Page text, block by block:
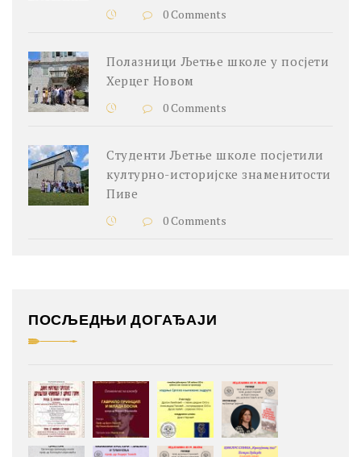
0 Comments
Полазници Љетње школе у посјети
Херцег Новом
0 Comments
Студенти Љетње школе посјетили
културно-историјске знаменитости
Пиве
0 Comments
ПОСЉЕДЊИ ДОГАЂАЈИ